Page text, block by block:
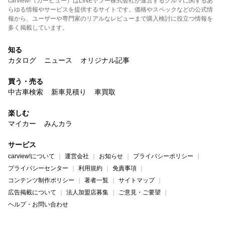
らゆる情報やサービスを提供するサイトです。価格やスペックなどの公式情
報から、ユーザーや専門家のリアルなレビューまで購入検討に役立つ情報を
多く掲載しています。
知る
カタログ
ニュース オリジナル記事
買う・売る
中古車検索
新車見積り 車買取
楽しむ
マイカー
みんカラ
サービス
carview!について 運営会社 お知らせ
プライバシーポリシー
プライバシーセンター
利用規約
免責事項
コンテンツ制作ポリシー
著者一覧
サイトマップ
広告掲載について
法人加盟店募集
ご意見・ご要望
ヘルプ・お問い合わせ